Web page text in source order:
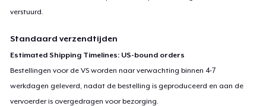
verstuurd.
Standaard verzendtijden
Estimated Shipping Timelines: US-bound orders
Bestellingen voor de VS worden naar verwachting binnen 4-7
werkdagen geleverd, nadat de bestelling is geproduceerd en aan de
vervoerder is overgedragen voor bezorging.